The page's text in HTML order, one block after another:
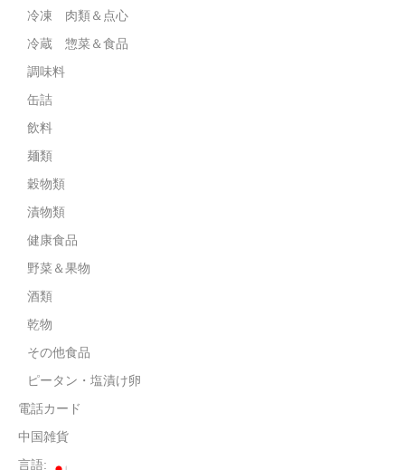
調味料
飲料
麺類
漬物類
健康食品
酒類
乾物
その他食品
ピータン・塩漬け卵
冷凍 肉類＆点心
冷蔵 惣菜＆食品
調味料
缶詰
飲料
麺類
穀物類
漬物類
健康食品
野菜＆果物
酒類
乾物
その他食品
ピータン・塩漬け卵
電話カード
中国雑貨
言語: